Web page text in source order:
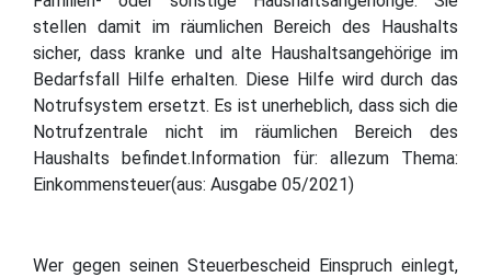
stellen damit im räumlichen Bereich des Haushalts
sicher, dass kranke und alte Haushaltsangehörige im
Bedarfsfall Hilfe erhalten. Diese Hilfe wird durch das
Notrufsystem ersetzt. Es ist unerheblich, dass sich die
Notrufzentrale nicht im räumlichen Bereich des
Haushalts befindet.Information für: allezum Thema:
Einkommensteuer(aus: Ausgabe 05/2021)
Wer gegen seinen Steuerbescheid Einspruch einlegt,